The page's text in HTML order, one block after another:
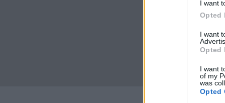
I want
Opted
I want
Opted
I want
of my
was
Opted